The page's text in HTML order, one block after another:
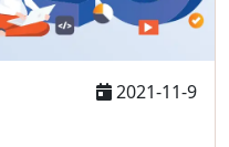
2021-11-9